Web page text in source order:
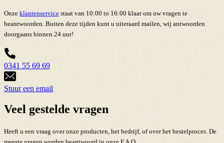
Onze klantenservice staat van 10:00 to 16:00 klaar om uw vragen te
beantwoorden. Buiten deze tijden kunt u uiteraard mailen, wij antwoorden
doorgaans binnen 24 uur!
0341 55 69 69
Stuur een email
Veel gestelde vragen
Heeft u een vraag over onze producten, het bedrijf, of over het bestelproces. De